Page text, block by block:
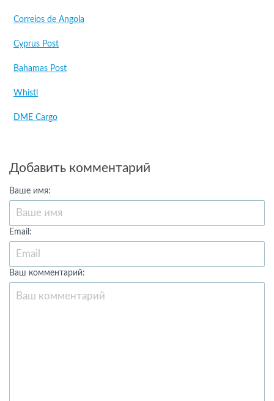
Correios de Angola
Cyprus Post
Bahamas Post
Whistl
DME Cargo
Добавить комментарий
Ваше имя:
Email:
Ваш комментарий: